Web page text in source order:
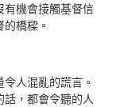
有機會接觸基督信
橋樑。
人混亂的謊言。
，都會令聽的人